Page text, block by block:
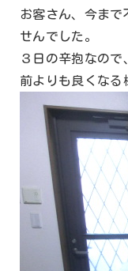
お客さん、今まで
せんでした。
３日の辛抱なので
前よりも良くなる